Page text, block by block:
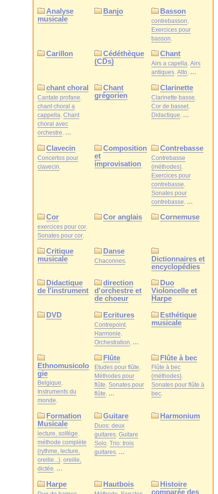
Analyse
musicale
Banjo Basson
contrebasson
Exercices pour
basson
Carillon
Cédéthèque
(CDs)
Chant
Airs a capella Airs
antiques Alto ...
chant choral
Cantate profane
chant choral a
cappella Chant
choral avec
orchestre ...
Chant
grégorien
Clarinette
Clarinette basse
Cor de basset
Didactique ...
Clavecin
Concertos pour
clavecin
Composition
et
improvisation
Contrebasse
Contrebasse
(méthodes)
Exercices pour
contrebasse
Sonates pour
contrebasse ...
Cor
exercices pour cor
Sonates pour cor
Cor anglais Cornemuse
Critique
musicale
Danse
Chaconnes
Dictionnaires et
encyclopédies
Didactique
de l'instrument
direction
d'orchestre et
de choeur
Duo
Violoncelle et
Harpe
DVD Ecritures
Contrepoint
Harmonie
Orchestration ...
Esthétique
musicale
Ethnomusicolo
gie
Belgique
Instruments du
monde
Flûte
Etudes pour flûte
Méthodes pour
flûte Sonates pour
flûte ...
Flûte à bec
Flûte à bec
(méthodes)
Sonates pour flûte à
bec
Formation
Musicale
lecture, solfège
méthode complète
(rythme, lecture,
oreille...) oreille,
dictée ...
Guitare
Duos: deux
guitares Guitare
Solo Trio: trois
guitares ...
Harmonium
Harpe Hautbois
Histoire
comparée des